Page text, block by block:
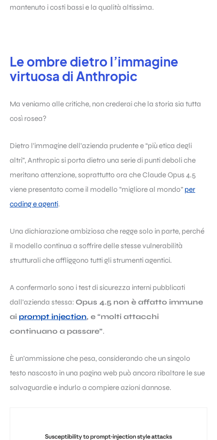
mantenuto i costi bassi e la qualità altissima.
Le ombre dietro l’immagine
virtuosa di Anthropic
Ma veniamo alle critiche, non crederai che la storia sia tutta
così rosea?
Dietro l’immagine dell’azienda prudente e “più etica degli
altri”, Anthropic si porta dietro una serie di punti deboli che
meritano attenzione, soprattutto ora che Claude Opus 4.5
viene presentato come il modello “migliore al mondo” per
coding e agenti.
Una dichiarazione ambiziosa che regge solo in parte, perché
il modello continua a soffrire delle stesse vulnerabilità
strutturali che affliggono tutti gli strumenti agentici.
A confermarlo sono i test di sicurezza interni pubblicati
dall’azienda stessa: Opus 4.5 non è affatto immune
ai prompt injection, e “molti attacchi
continuano a passare”.
È un’ammissione che pesa, considerando che un singolo
testo nascosto in una pagina web può ancora ribaltare le sue
salvaguardie e indurlo a compiere azioni dannose.